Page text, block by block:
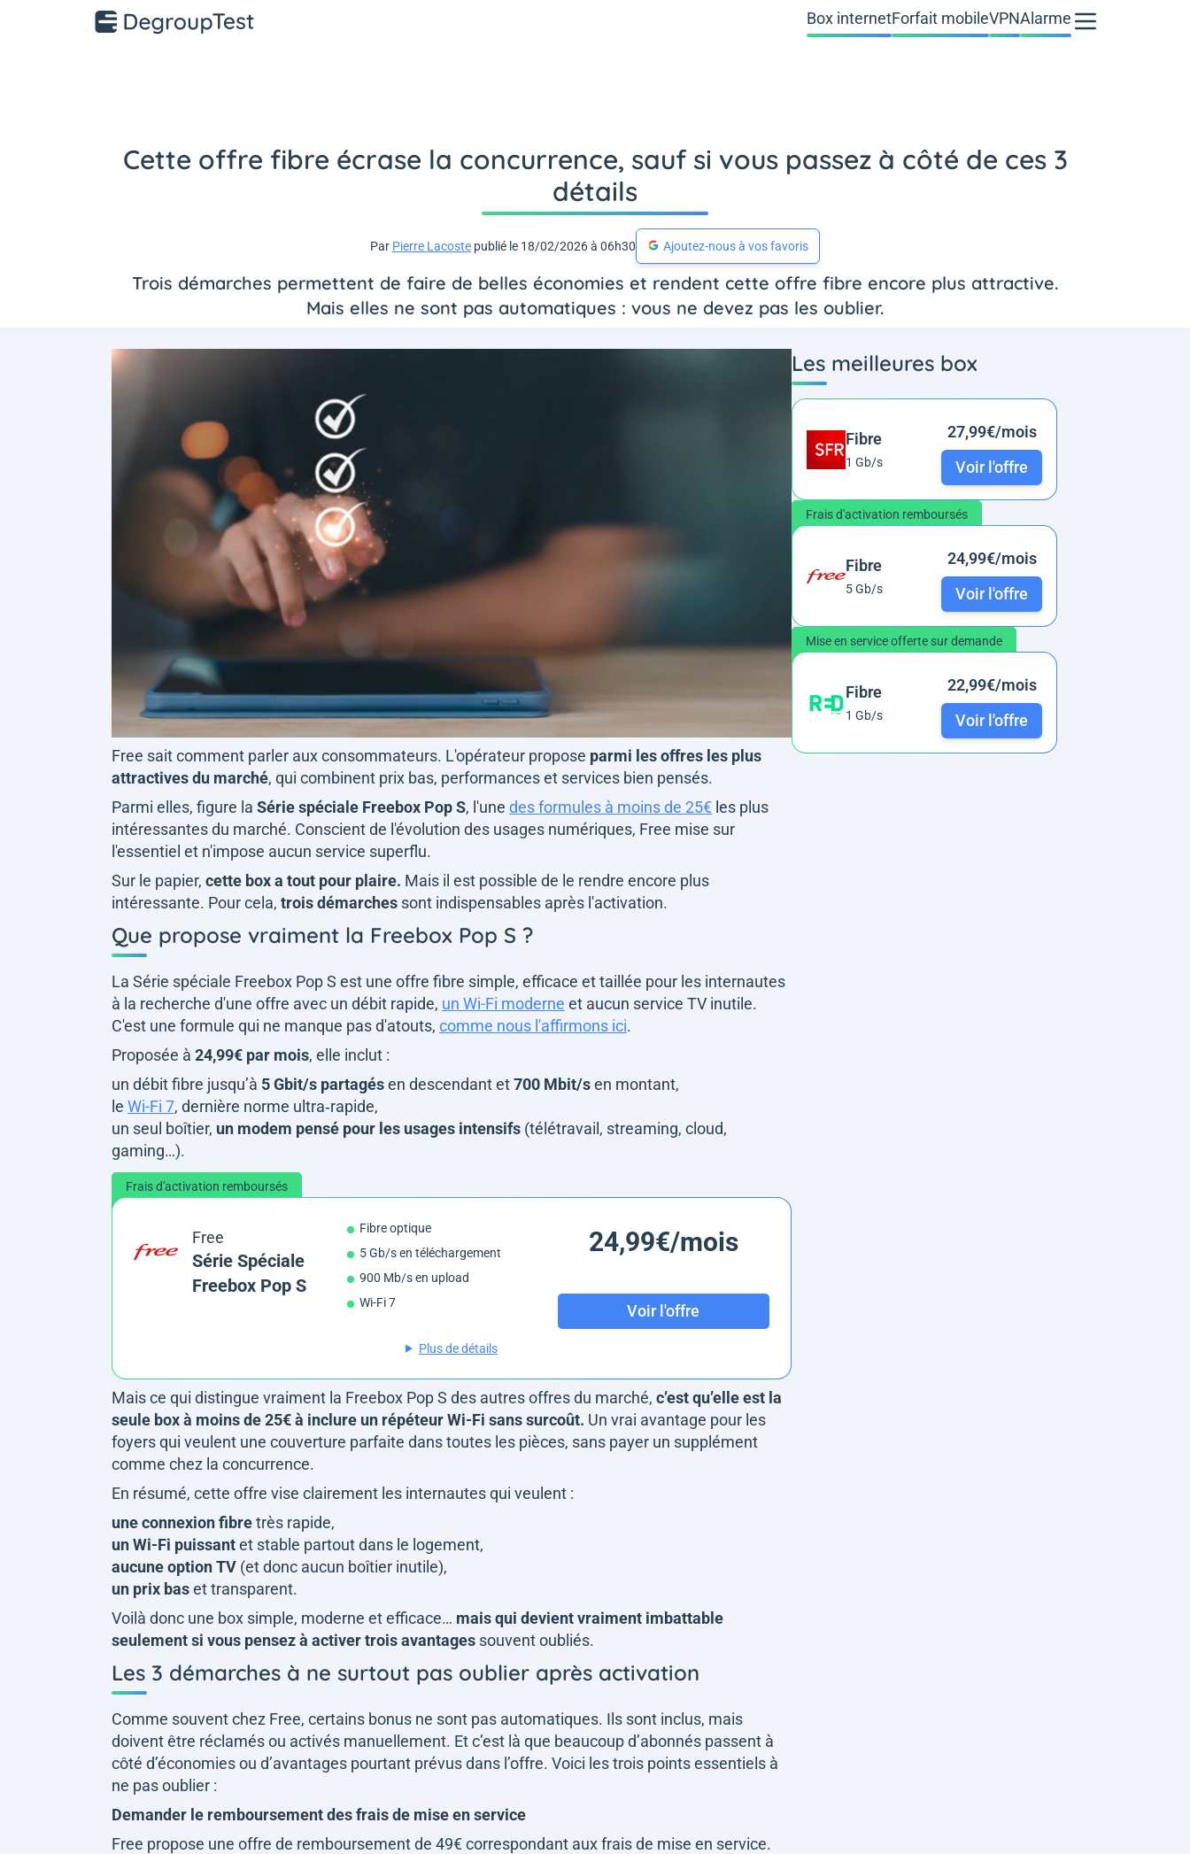
Box internetForfait mobileVPNAlarme
Cette offre fibre écrase la concurrence, sauf si vous passez à côté de ces 3
détails
Par Pierre Lacoste publié le 18/02/2026 à 06h30 Ajoutez-nous à vos favoris
Trois démarches permettent de faire de belles économies et rendent cette offre fibre encore plus attractive.
Mais elles ne sont pas automatiques : vous ne devez pas les oublier.
Free sait comment parler aux consommateurs. L'opérateur propose parmi les offres les plus
attractives du marché, qui combinent prix bas, performances et services bien pensés.
Parmi elles, figure la Série spéciale Freebox Pop S, l'une des formules à moins de 25€ les plus
intéressantes du marché. Conscient de l'évolution des usages numériques, Free mise sur
l'essentiel et n'impose aucun service superflu.
Sur le papier, cette box a tout pour plaire. Mais il est possible de le rendre encore plus
intéressante. Pour cela, trois démarches sont indispensables après l'activation.
Que propose vraiment la Freebox Pop S ?
La Série spéciale Freebox Pop S est une offre fibre simple, efficace et taillée pour les internautes
à la recherche d'une offre avec un débit rapide, un Wi-Fi moderne et aucun service TV inutile.
C'est une formule qui ne manque pas d'atouts, comme nous l'affirmons ici.
Proposée à 24,99€ par mois, elle inclut :
un débit fibre jusqu’à 5 Gbit/s partagésen descendant et700 Mbit/sen montant,
le Wi-Fi 7, dernière norme ultra‑rapide,
un seul boîtier, un modem pensé pour les usages intensifs (télétravail, streaming, cloud,
gaming…).
Frais d'activation remboursés
Free
Série Spéciale
Freebox Pop S
Fibre optique
5 Gb/s en téléchargement
900 Mb/s en upload
Wi-Fi 7
24,99€/mois
Voir l'offre
Plus de détails
Mais ce qui distingue vraiment la Freebox Pop S des autres offres du marché, c’est qu’elle est la
seule box à moins de 25€ à inclure un répéteur Wi-Fi sans surcoût. Un vrai avantage pour les
foyers qui veulent une couverture parfaite dans toutes les pièces, sans payer un supplément
comme chez la concurrence.
En résumé, cette offre vise clairement les internautes qui veulent :
une connexion fibretrès rapide,
un Wi-Fi puissantet stable partout dans le logement,
aucune option TV (et donc aucun boîtier inutile),
un prix baset transparent.
Voilà donc une box simple, moderne et efficace… mais qui devient vraiment imbattable
seulement si vous pensez à activer trois avantages souvent oubliés.
Les 3 démarches à ne surtout pas oublier après activation
Comme souvent chez Free, certains bonus ne sont pas automatiques. Ils sont inclus, mais
doivent être réclamés ou activés manuellement. Et c’est là que beaucoup d’abonnés passent à
côté d’économies ou d’avantages pourtant prévus dans l’offre. Voici les trois points essentiels à
ne pas oublier :
Demander le remboursement des frais de mise en service
Free propose une offre de remboursement de 49€ correspondant aux frais de mise en service.
Les meilleures box
Fibre
1 Gb/s
27,99€/mois
Voir l'offre
Frais d'activation remboursés
Fibre
5 Gb/s
24,99€/mois
Voir l'offre
Mise en service offerte sur demande
Fibre
1 Gb/s
22,99€/mois
Voir l'offre